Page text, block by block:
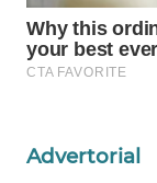
Advertorial
WAHANA
TRAVEL